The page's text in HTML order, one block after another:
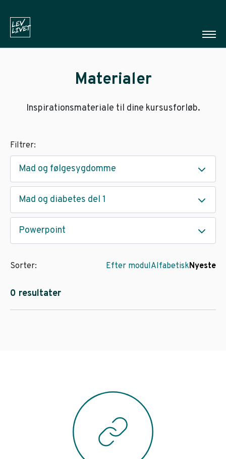
Materialer
Inspirationsmateriale til dine kursusforløb.
Filtrer:
Mad og følgesygdomme
Mad og diabetes del 1
Powerpoint
0 resultater
Sorter: Efter modulAlfabetiskNyeste